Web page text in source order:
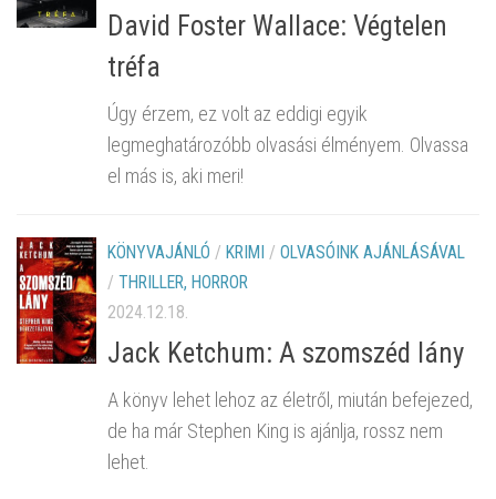
David Foster Wallace: Végtelen
tréfa
Úgy érzem, ez volt az eddigi egyik
legmeghatározóbb olvasási élményem. Olvassa
el más is, aki meri!
KÖNYVAJÁNLÓ / KRIMI / OLVASÓINK AJÁNLÁSÁVAL
/ THRILLER, HORROR
2024.12.18.
Jack Ketchum: A szomszéd lány
A könyv lehet lehoz az életről, miután befejezed,
de ha már Stephen King is ajánlja, rossz nem
lehet.